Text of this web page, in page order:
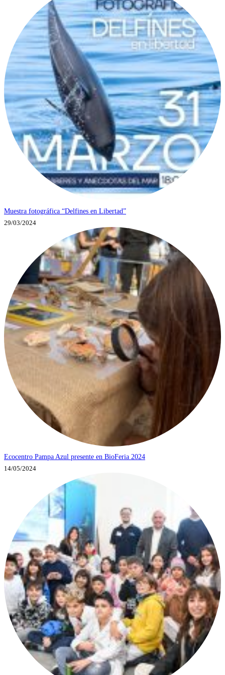
Muestra fotográfica “Delfines en Libertad”
29/03/2024
Ecocentro Pampa Azul presente en BioFeria 2024
14/05/2024